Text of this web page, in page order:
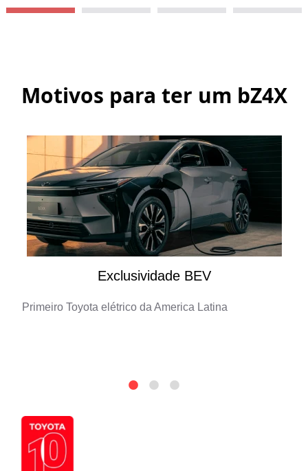
Motivos para ter um bZ4X
Exclusividade BEV
Primeiro Toyota elétrico da America Latina